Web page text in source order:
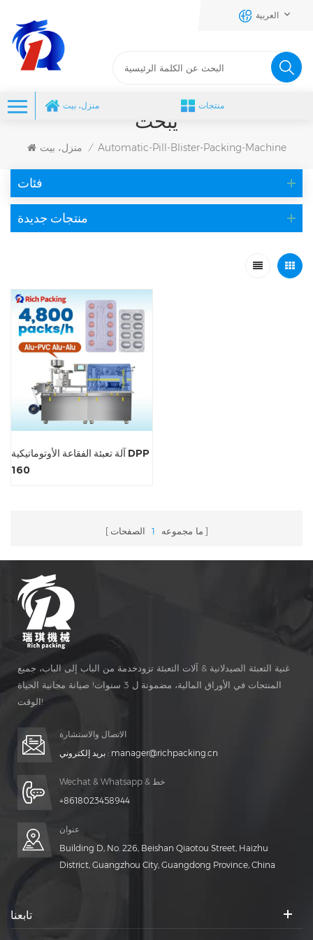
العربية
منزل، بيت منتجات
يبحث
منزل، بيت / Automatic-Pill-Blister-Packing-Machine
فئات
منتجات جديدة
آلة تعبئة الفقاعة الأوتوماتيكية DPP
160
ما مجموعه 1 الصفحات
غنية التعبئة الصيدلانية & آلات التعبئة تزودخدمة من الباب إلى الباب، جميع
المنتجات في الأوراق المالية، مضمونة ل 3 سنوات! صيانة مجانية الحياة
الوقت!
الاتصال والاستشارة
بريد إلكتروني : manager@richpacking.cn
Wechat & Whatsapp & خط
+8618023458944
عنوان
Building D, No. 226, Beishan Qiaotou Street, Haizhu
District, Guangzhou City, Guangdong Province, China
تابعنا